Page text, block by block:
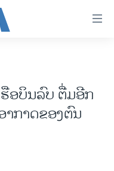
ອບິນລົບ ຕື່ມອີກ
າກາດຂອງຕົນ